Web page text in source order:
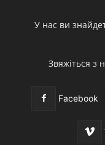
У нас ви
Звяжіться з
Facebook